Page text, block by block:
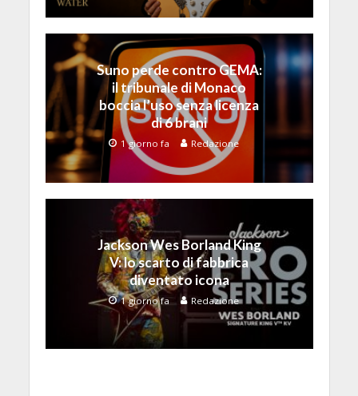
Suno perde contro GEMA:
il tribunale di Monaco
boccia l’uso senza licenza
di 6 brani
1 giorno fa Redazione
Jackson Wes Borland King
V: lo scarto di fabbrica
diventato icona
1 giorno fa Redazione